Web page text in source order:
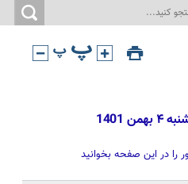
1401
را در این صفحه بخوانید